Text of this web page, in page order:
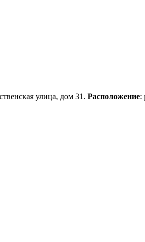
улица, дом 31. Расположение: